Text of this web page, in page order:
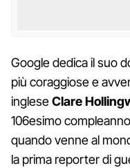
Google dedica il suo
più coraggiose e
ingleseClare
106esimo
quando venne al
la prima reporter di